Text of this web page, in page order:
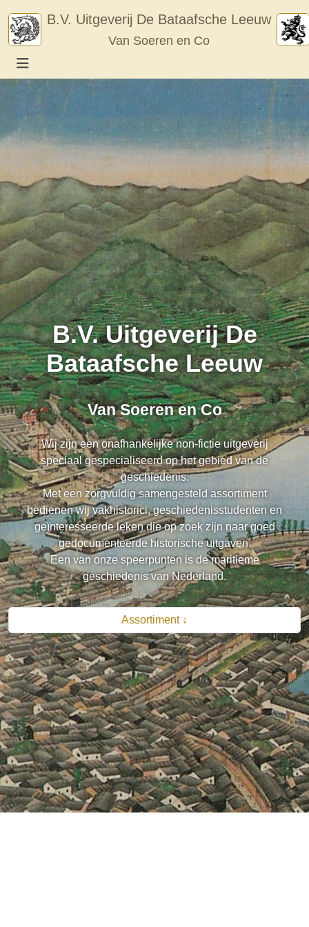
content
B.V. Uitgeverij De Bataafsche Leeuw
Van Soeren en Co
B.V. Uitgeverij De
Bataafsche Leeuw
Van Soeren en Co
Wij zijn een onafhankelijke non-fictie uitgeverij
speciaal gespecialiseerd op het gebied van de
geschiedenis.
Met een zorgvuldig samengesteld assortiment
bedienen wij vakhistorici, geschiedenisstudenten en
geïnteresseerde leken die op zoek zijn naar goed
gedocumenteerde historische uitgaven.
Een van onze speerpunten is de maritieme
geschiedenis van Nederland.
Assortiment ↓